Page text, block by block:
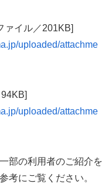
ァイル／201KB]
uploaded/attachme
uploaded/attachme
部の利用者のご紹介を
考にご覧ください。